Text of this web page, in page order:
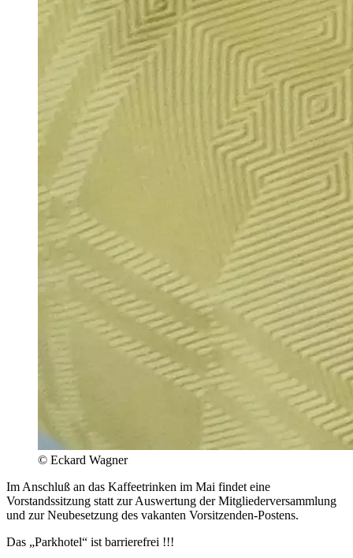
© Eckard Wagner
Im Anschluß an das Kaffeetrinken im Mai findet eine
Vorstandssitzung statt zur Auswertung der Mitgliederversammlung
und zur Neubesetzung des vakanten Vorsitzenden-Postens.
Das „Parkhotel“ ist barrierefrei !!!